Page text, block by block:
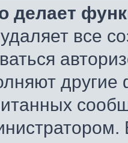
делает
все
другие